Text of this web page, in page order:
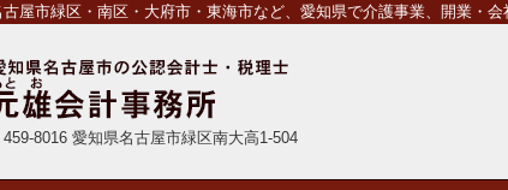
古屋市緑区・南区・大府市・東海市など、愛知県で介護事業、開業・
459-8016 愛知県名古屋市緑区南大高1-504